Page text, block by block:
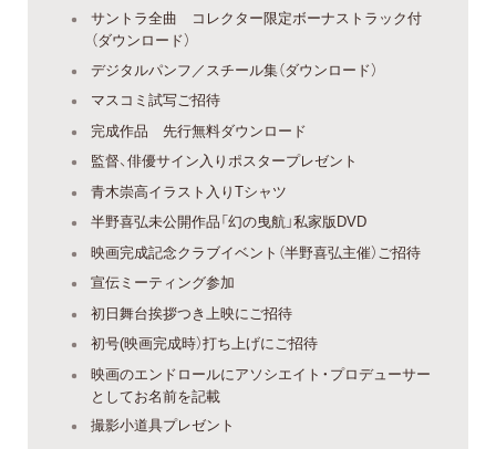
サントラ全曲 コレクター限定ボーナストラック付
（ダウンロード）
デジタルパンフ／スチール集（ダウンロード）
マスコミ試写ご招待
完成作品 先行無料ダウンロード
監督、俳優サイン入りポスタープレゼント
青木崇高イラスト入りTシャツ
半野喜弘未公開作品「幻の曳航」私家版DVD
映画完成記念クラブイベント（半野喜弘主催）ご招待
宣伝ミーティング参加
初日舞台挨拶つき上映にご招待
初号(映画完成時）打ち上げにご招待
映画のエンドロールにアソシエイト・プロデューサー
としてお名前を記載
撮影小道具プレゼント